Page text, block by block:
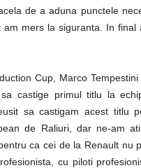
de a aduna punctele
mers la siguranta. In
Cup, Marco
castige primul titlu la
sa castigam acest titlu
de Raliuri, dar ne-am
ca cei de la Renault nu
cu piloti